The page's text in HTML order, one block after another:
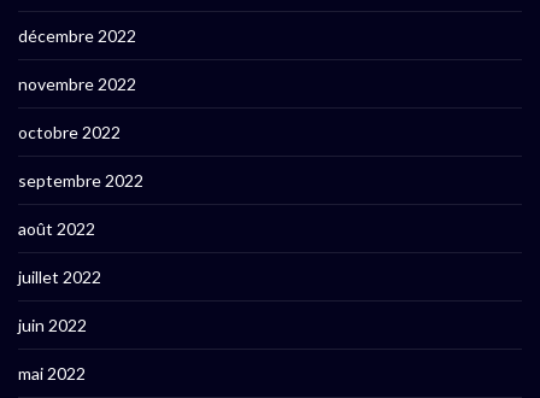
décembre 2022
novembre 2022
octobre 2022
septembre 2022
août 2022
juillet 2022
juin 2022
mai 2022